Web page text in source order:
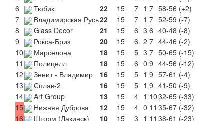
6
Тюбик 22 15 7 1 7 58-56 (+2)
7
Владимирская Русь22 15 7 1 7 52-59 (-7)
8
Glass Decor 21 15 6 3 6 40-48 (-8)
9
Рокса-Бриз 20 15 6 2 7 44-46 (-2)
10
Марселона 18 15 5 3 7 50-65 (-15)
11
Полицелл 18 15 6 0 9 44-56 (-12)
12
Зенит - Владимир 16 15 5 1 9 57-61 (-4)
13
Сплав-2 16 15 5 1 9 41-50 (-9)
14
Art Group 13 15 4 1 1032-65 (-33)
15
Нижняя Дуброва 12 15 4 0 11 35-67 (-32)
16
Шторм (Лакинск) 10 15 3 1 11 38-61 (-23)